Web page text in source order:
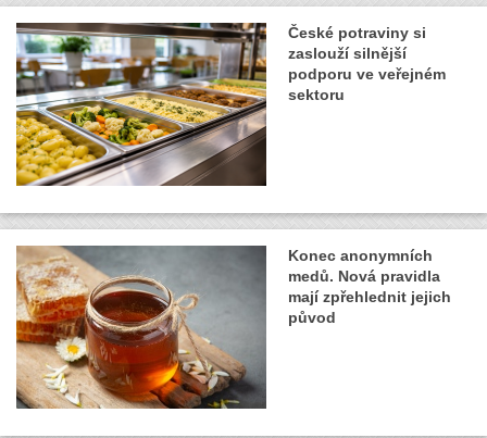
České potraviny si
zaslouží silnější
podporu ve veřejném
sektoru
Konec anonymních
medů. Nová pravidla
mají zpřehlednit jejich
původ